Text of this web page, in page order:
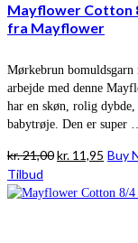
Mayflower Cotton
fra Mayflower
Mørkebrun bomuldsgarn
arbejde med denne
har en skøn, rolig
babytrøje. Den er super
kr.21,00Den
pris
kr. 11,95 Den
pris
Buy
Tilbud